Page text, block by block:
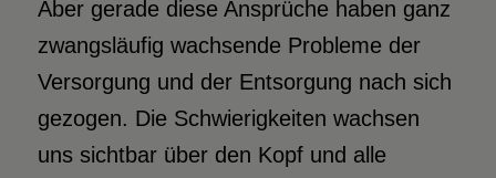
Aber gerade diese Ansprüche haben ganz
zwangsläufig wachsende Probleme der
Versorgung und der Entsorgung nach sich
gezogen. Die Schwierigkeiten wachsen
uns sichtbar über den Kopf und alle